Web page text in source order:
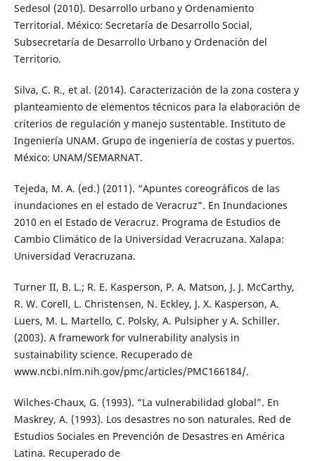
Sedesol (2010). Desarrollo urbano y Ordenamiento
Territorial. México: Secretaría de Desarrollo Social,
Subsecretaría de Desarrollo Urbano y Ordenación del
Territorio.
Silva, C. R., et al. (2014). Caracterización de la zona costera y
planteamiento de elementos técnicos para la elaboración de
criterios de regulación y manejo sustentable. Instituto de
Ingeniería UNAM. Grupo de ingeniería de costas y puertos.
México: UNAM/SEMARNAT.
Tejeda, M. A. (ed.) (2011). “Apuntes coreográficos de las
inundaciones en el estado de Veracruz”. En Inundaciones
2010 en el Estado de Veracruz. Programa de Estudios de
Cambio Climático de la Universidad Veracruzana. Xalapa:
Universidad Veracruzana.
Turner II, B. L.; R. E. Kasperson, P. A. Matson, J. J. McCarthy,
R. W. Corell, L. Christensen, N. Eckley, J. X. Kasperson, A.
Luers, M. L. Martello, C. Polsky, A. Pulsipher y A. Schiller.
(2003). A framework for vulnerability analysis in
sustainability science. Recuperado de
www.ncbi.nlm.nih.gov/pmc/articles/PMC166184/.
Wilches-Chaux, G. (1993). “La vulnerabilidad global”. En
Maskrey, A. (1993). Los desastres no son naturales. Red de
Estudios Sociales en Prevención de Desastres en América
Latina. Recuperado de